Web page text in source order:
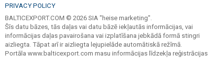
PRIVACY POLICY
BALTICEXPORT.COM © 2026 SIA "heise marketing".
Šīs datu bāzes, tās daļas vai datu bāzē iekļautās informācijas, vai
informācijas daļas pavairošana vai izplatīšana jebkādā formā stingri
aizliegta. Tāpat arī ir aizliegta lejupielāde automātiskā režīmā.
Portāla www.balticexport.com masu informācijas līdzekļa reģistrācijas